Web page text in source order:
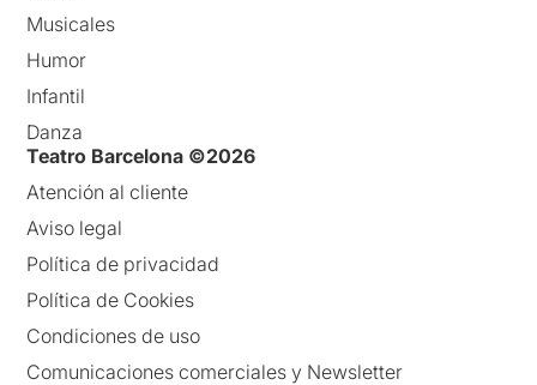
Musicales
Humor
Infantil
Danza
Teatro Barcelona ©2026
Atención al cliente
Aviso legal
Política de privacidad
Política de Cookies
Condiciones de uso
Comunicaciones comerciales y Newsletter